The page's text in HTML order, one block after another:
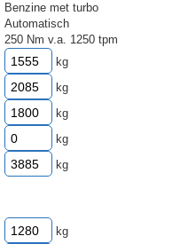
Benzine met turbo
Automatisch
250 Nm v.a. 1250 tpm
kg
kg
kg
kg
kg
kg